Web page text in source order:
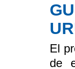
El
de